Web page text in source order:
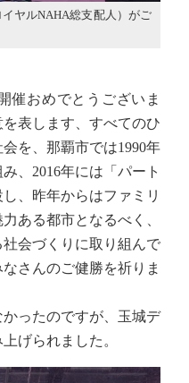
ヤルNAHA総支配人）がご
催おめでとうございま
表します、すべてのひ
を、那覇市では1990年
、2016年には「パート
、昨年からはファミリ
ある都市となるべく、
会づくりに取り組んで
さんのご健勝を祈りま
ったのですが、玉城デ
げられました。